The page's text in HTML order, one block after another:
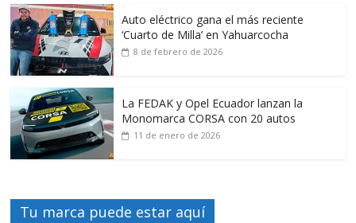
Auto eléctrico gana el más reciente
‘Cuarto de Milla’ en Yahuarcocha
8 de febrero de 2026
La FEDAK y Opel Ecuador lanzan la
Monomarca CORSA con 20 autos
11 de enero de 2026
Tu marca puede estar aquí